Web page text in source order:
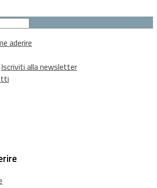
aderire
Iscriviti alla newsletter